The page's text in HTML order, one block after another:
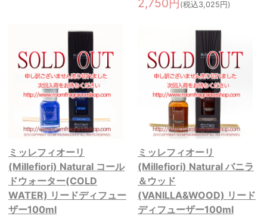
2,750円 (税込3,025円)
ミッレフィオーリ
(Millefiori) Natural コール
ドウォーター(COLD
WATER) リードディフュー
ザー100ml
ミッレフィオーリ
(Millefiori) Natural バニラ
＆ウッド
(VANILLA&WOOD) リード
ディフューザー100ml